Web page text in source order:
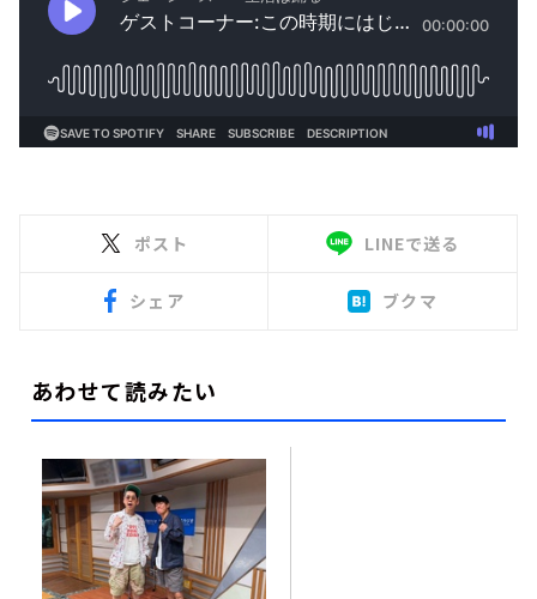
ポスト LINEで送る
シェア ブクマ
あわせて読みたい